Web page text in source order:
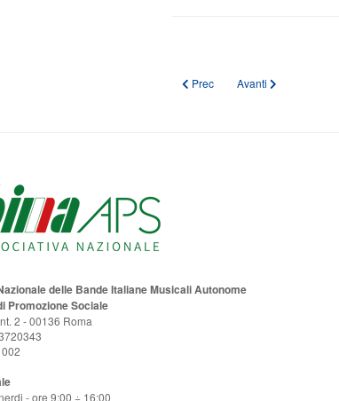
Articolo precedente:
Prec Articolo successivo:
Avanti
delle Bande Italiane Musicali Autonome
Promozione Sociale
2 - 00136 Roma
- ore 9:00 ÷ 16:00